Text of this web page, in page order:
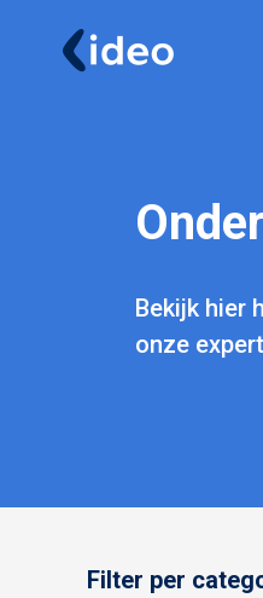
Bekijk hier
onze
Filter per